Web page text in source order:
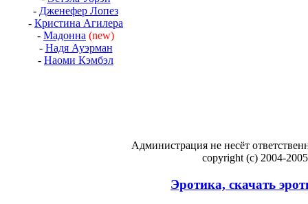
- Дженефер Лопез
- Кристина Агилера
- Мадонна (new)
- Надя Ауэрман
- Наоми Кэмбэл
Администрация не несёт
copyright (c) 2004-
Эротика, скачать